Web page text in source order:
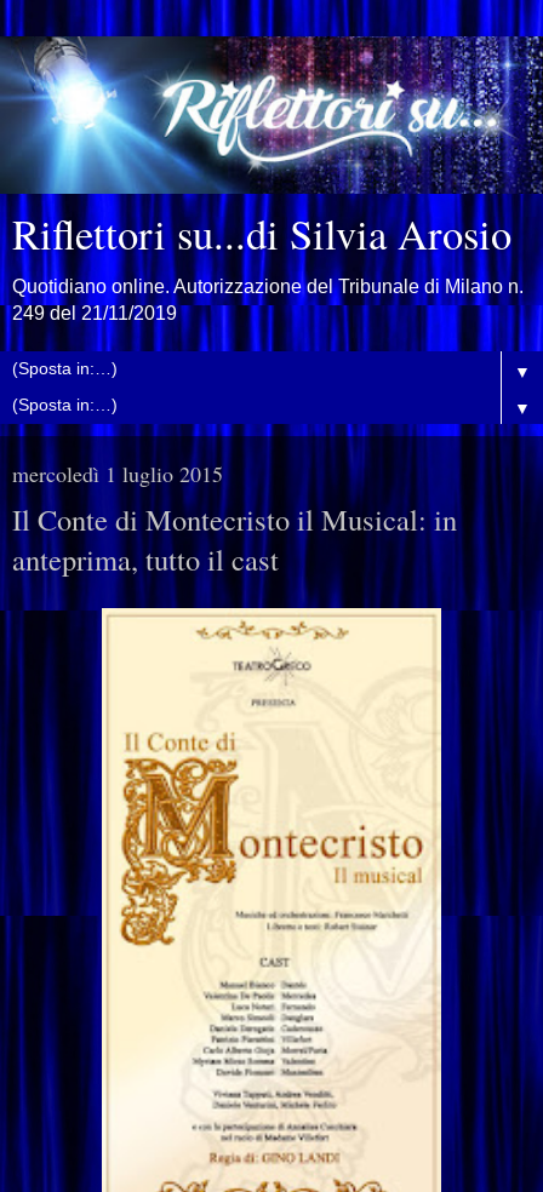
Riflettori su...di Silvia Arosio
Quotidiano online. Autorizzazione del Tribunale di Milano n.
249 del 21/11/2019
▼
▼
mercoledì 1 luglio 2015
Il Conte di Montecristo il Musical: in
anteprima, tutto il cast